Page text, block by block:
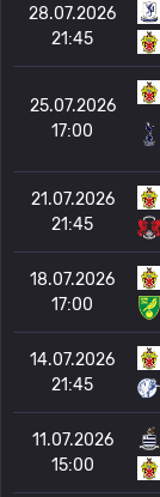
28.07.2026
21:45
25.07.2026
17:00
21.07.2026
21:45
18.07.2026
17:00
14.07.2026
21:45
11.07.2026
15:00